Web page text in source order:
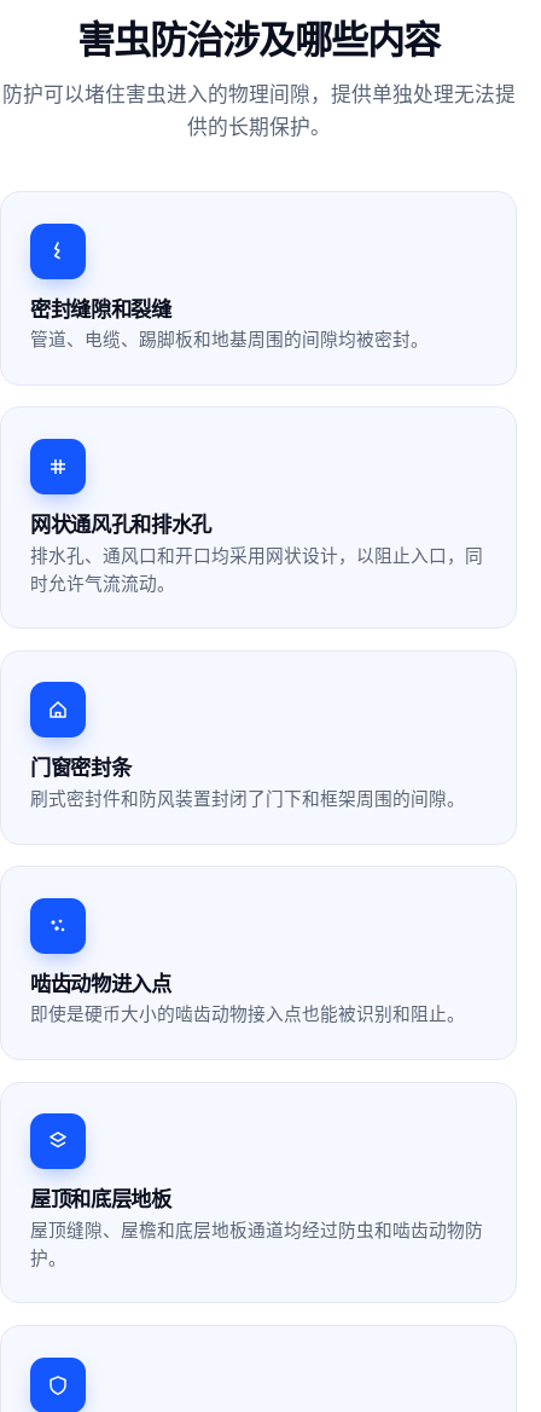
害虫防治涉及哪些内容
防护可以堵住害虫进入的物理间隙，提供单独处理无法提
供的长期保护。
密封缝隙和裂缝
管道、电缆、踢脚板和地基周围的间隙均被密封。
网状通风孔和排水孔
排水孔、通风口和开口均采用网状设计，以阻止入口，同
时允许气流流动。
门窗密封条
刷式密封件和防风装置封闭了门下和框架周围的间隙。
啮齿动物进入点
即使是硬币大小的啮齿动物接入点也能被识别和阻止。
屋顶和底层地板
屋顶缝隙、屋檐和底层地板通道均经过防虫和啮齿动物防
护。